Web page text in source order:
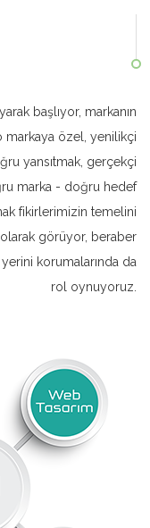
başlıyor, markanın
markaya özel, yenilikçi
yansıtmak, gerçekçi
marka - doğru hedef
fikirlerimizin temelini
olarak görüyor, beraber
korumalarında da
rol oynuyoruz.